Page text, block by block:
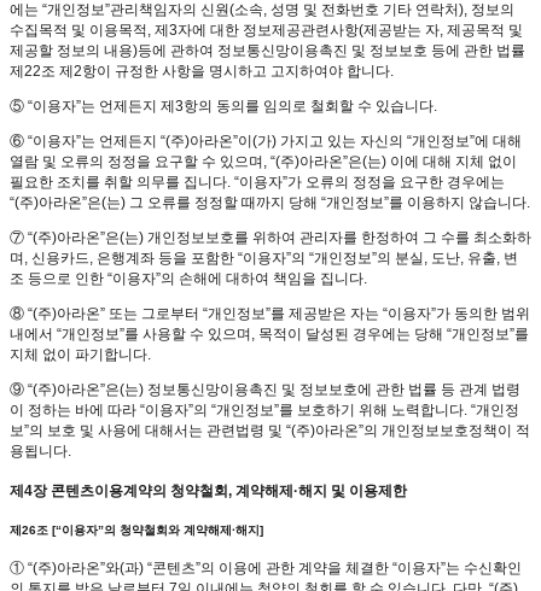
에는 “개인정보”관리책임자의 신원(소속, 성명 및 전화번호 기타 연락처), 정보의
수집목적 및 이용목적, 제3자에 대한 정보제공관련사항(제공받는 자, 제공목적 및
제공할 정보의 내용)등에 관하여 정보통신망이용촉진 및 정보보호 등에 관한 법률
제22조 제2항이 규정한 사항을 명시하고 고지하여야 합니다.
⑤ “이용자”는 언제든지 제3항의 동의를 임의로 철회할 수 있습니다.
⑥ “이용자”는 언제든지 “(주)아라온”이(가) 가지고 있는 자신의 “개인정보”에 대해
열람 및 오류의 정정을 요구할 수 있으며, “(주)아라온”은(는) 이에 대해 지체 없이
필요한 조치를 취할 의무를 집니다. “이용자”가 오류의 정정을 요구한 경우에는
“(주)아라온”은(는) 그 오류를 정정할 때까지 당해 “개인정보”를 이용하지 않습니다.
⑦ “(주)아라온”은(는) 개인정보보호를 위하여 관리자를 한정하여 그 수를 최소화하
며, 신용카드, 은행계좌 등을 포함한 “이용자”의 “개인정보”의 분실, 도난, 유출, 변
조 등으로 인한 “이용자”의 손해에 대하여 책임을 집니다.
⑧ “(주)아라온” 또는 그로부터 “개인정보”를 제공받은 자는 “이용자”가 동의한 범위
내에서 “개인정보”를 사용할 수 있으며, 목적이 달성된 경우에는 당해 “개인정보”를
지체 없이 파기합니다.
⑨ “(주)아라온”은(는) 정보통신망이용촉진 및 정보보호에 관한 법률 등 관계 법령
이 정하는 바에 따라 “이용자”의 “개인정보”를 보호하기 위해 노력합니다. “개인정
보”의 보호 및 사용에 대해서는 관련법령 및 “(주)아라온”의 개인정보보호정책이 적
용됩니다.
제4장 콘텐츠이용계약의 청약철회, 계약해제·해지 및 이용제한
제26조 [“이용자”의 청약철회와 계약해제·해지]
① “(주)아라온”와(과) “콘텐츠”의 이용에 관한 계약을 체결한 “이용자”는 수신확인